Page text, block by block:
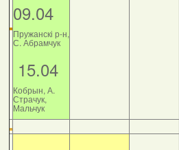
09.04
Пружанскі р-н,
С. Абрамчук
15.04
Кобрын, А.
Страчук,
Мальчук